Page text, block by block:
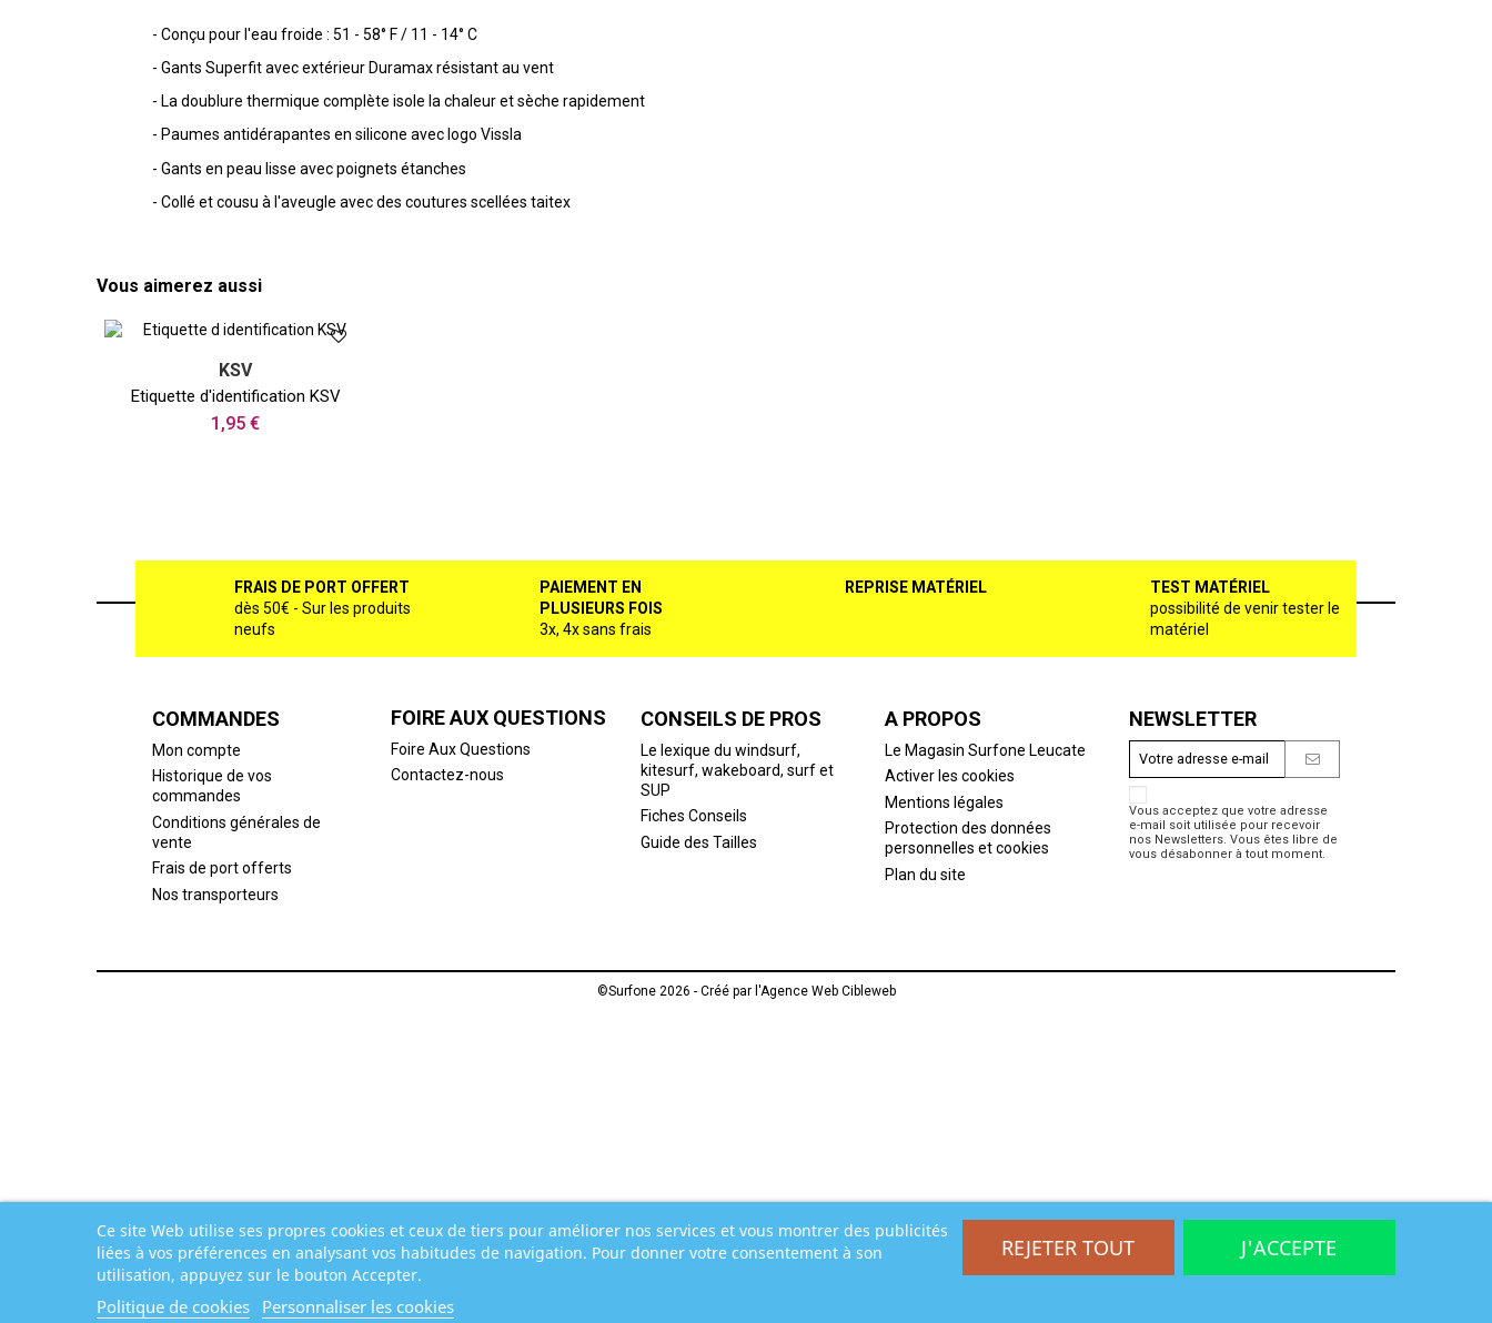
- Conçu pour l'eau froide : 51 - 58° F / 11 - 14° C
- Gants Superfit avec extérieur Duramax résistant au vent
- La doublure thermique complète isole la chaleur et sèche rapidement
- Paumes antidérapantes en silicone avec logo Vissla
- Gants en peau lisse avec poignets étanches
- Collé et cousu à l'aveugle avec des coutures scellées taitex
Vous aimerez aussi
KSV
Etiquette d'identification KSV
1,95 €
FRAIS DE PORT OFFERT
dès 50€ - Sur les produits
neufs
PAIEMENT EN
PLUSIEURS FOIS
3x, 4x sans frais
REPRISE MATÉRIEL
TEST MATÉRIEL
possibilité de venir tester le
matériel
COMMANDES
Mon compte
Historique de vos
commandes
Conditions générales de
vente
Frais de port offerts
Nos transporteurs
FOIRE AUX QUESTIONS
Foire Aux Questions
Contactez-nous
CONSEILS DE PROS
Le lexique du windsurf,
kitesurf, wakeboard, surf et
SUP
Fiches Conseils
Guide des Tailles
A PROPOS
Le Magasin Surfone Leucate
Activer les cookies
Mentions légales
Protection des données
personnelles et cookies
Plan du site
NEWSLETTER
Vous acceptez que votre adresse
e-mail soit utilisée pour recevoir
nos Newsletters. Vous êtes libre de
vous désabonner à tout moment.
©Surfone 2026 - Créé par l'Agence Web Cibleweb
Ce site Web utilise ses propres cookies et ceux de tiers pour améliorer nos services et vous montrer des publicités
liées à vos préférences en analysant vos habitudes de navigation. Pour donner votre consentement à son
utilisation, appuyez sur le bouton Accepter.
Politique de cookies Personnaliser les cookies
REJETER TOUT J'ACCEPTE